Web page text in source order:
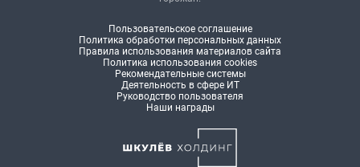
Пользовательское соглашение
Политика обработки персональных данных
Правила использования материалов сайта
Политика использования cookies
Рекомендательные системы
Деятельность в сфере ИТ
Руководство пользователя
Наши награды